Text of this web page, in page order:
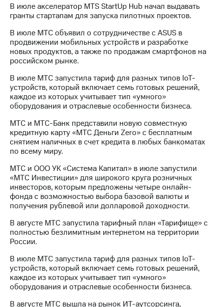
В июле акселератор MTS StartUp Hub начал выдавать
гранты стартапам для запуска пилотных проектов.
В июле МТС объявил о сотрудничестве с ASUS в
продвижении мобильных устройств и разработке
новых продуктов, а также по продажам смартфонов на
российском рынке.
В июле МТС запустила тариф для разных типов IoT-
устройств, который включает семь готовых решений,
каждое из которых учитывает тип «умного»
оборудования и отраслевые особенности бизнеса.
МТС и МТС-Банк представили новую совместную
кредитную карту «МТС Деньги Zero» с бесплатным
снятием наличных в счет кредита в любых банкоматах
по всему миру.
МТС и ООО УК «Система Капитал» в июле запустили
«МТС Инвестиции» для широкого круга розничных
инвесторов, которым предложены четыре онлайн-
фонда с возможностью выбора базовой валюты и
получения рублевой или долларовой доходности.
В августе МТС запустила тарифный план «Тарифище» с
полностью безлимитным интернетом на территории
России.
В июле МТС запустила тариф для разных типов IoT-
устройств, который включает семь готовых решений,
каждое из которых учитывает тип «умного»
оборудования и отраслевые особенности бизнеса.
В августе МТС вышла на рынок ИТ-аутсорсинга,